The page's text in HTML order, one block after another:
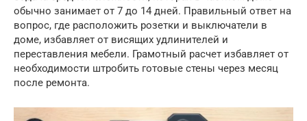
обычно занимает от 7 до 14 дней. Правильный ответ на
вопрос, где расположить розетки и выключатели в
доме, избавляет от висящих удлинителей и
переставления мебели. Грамотный расчет избавляет от
необходимости штробить готовые стены через месяц
после ремонта.